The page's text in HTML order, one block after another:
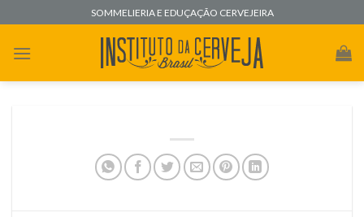
to
content
SOMMELIERIA E EDUÇAÇÃO CERVEJEIRA